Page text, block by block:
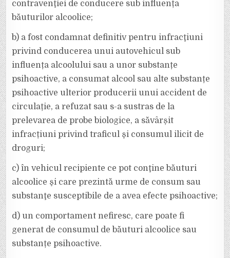
contravenţiei de conducere sub influența
băuturilor alcoolice;
b) a fost condamnat definitiv pentru infracţiuni
privind conducerea unui autovehicul sub
influența alcoolului sau a unor substanțe
psihoactive, a consumat alcool sau alte substanțe
psihoactive ulterior producerii unui accident de
circulație, a refuzat sau s-a sustras de la
prelevarea de probe biologice, a săvârșit
infracțiuni privind traficul şi consumul ilicit de
droguri;
c) în vehicul recipiente ce pot conţine băuturi
alcoolice şi care prezintă urme de consum sau
substanţe susceptibile de a avea efecte psihoactive;
d) un comportament nefiresc, care poate fi
generat de consumul de băuturi alcoolice sau
substanțe psihoactive.